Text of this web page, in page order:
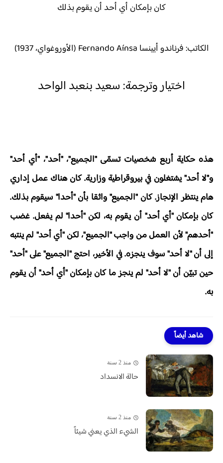
كان بإمكان أي أحد أن يقوم بذلك
الكاتب: فرناندو أيينسا Fernando Aínsa (الأوروغواي، 1937)
اختيار وترجمة: سعيد بنعبد الواحد
هذه حكاية أربع شخصيات تسمّى "الجميع"، "أحد"، "أي أحد"
و"لا أحد" يشتغلون في بيروقراطية وزارية. كان هناك عمل إداري
هام ينتظر الإنجاز. كان "الجميع" واثقا بأن "أحدا" سيقوم بذلك.
كان بإمكان "أي أحد" أن يقوم به، لكن "أحدا" لم يفعل. غضب
"أحدهم" لأن العمل من واجب "الجميع"، لكن "أي أحد" لم ينتبه
إلى أن "لا أحد" سوف ينجزه. في الأخير، احتج "الجميع" على "أحد"
حين تبيّن أن "لا أحد" لم ينجز ما كان بإمكان "أي أحد" أن يقوم
به.
شاهد أيضاً
منذ 2 سنة
حالة الانسداد
منذ 2 سنة
الشيء الذي يعني شيئاً